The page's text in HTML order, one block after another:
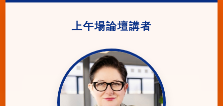
上午場論壇講者